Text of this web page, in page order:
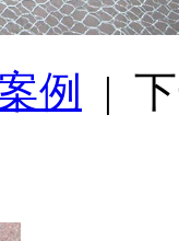
例 |